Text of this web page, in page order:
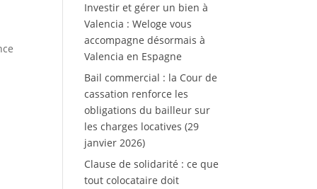
Investir et gérer un bien à
Valencia : Weloge vous
accompagne désormais à
Valencia en Espagne
Bail commercial : la Cour de
cassation renforce les
obligations du bailleur sur
les charges locatives (29
janvier 2026)
Clause de solidarité : ce que
tout colocataire doit